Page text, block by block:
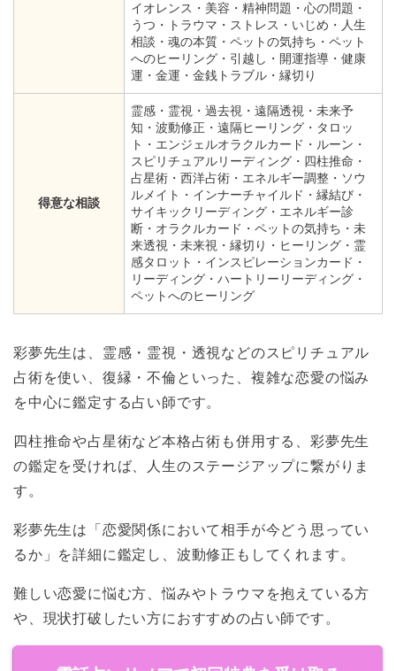
イオレンス・美容・精神問題・心の問題・
うつ・トラウマ・ストレス・いじめ・人生
相談・魂の本質・ペットの気持ち・ペット
へのヒーリング・引越し・開運指導・健康
運・金運・金銭トラブル・縁切り
得意な相談
霊感・霊視・過去視・遠隔透視・未来予
知・波動修正・遠隔ヒーリング・タロッ
ト・エンジェルオラクルカード・ルーン・
スピリチュアルリーディング・四柱推命・
占星術・西洋占術・エネルギー調整・ソウ
ルメイト・インナーチャイルド・縁結び・
サイキックリーディング・エネルギー診
断・オラクルカード・ペットの気持ち・未
来透視・未来視・縁切り・ヒーリング・霊
感タロット・インスピレーションカード・
リーディング・ハートリーリーディング・
ペットへのヒーリング
彩夢先生は、霊感・霊視・透視などのスピリチュアル
占術を使い、復縁・不倫といった、 複雑な恋愛の悩み
を中心に鑑定する占い師です。
四柱推命や占星術など本格占術も併用する、彩夢先生
の鑑定を受ければ、人生のステージアップに繋がりま
す。
彩夢先生は「恋愛関係において相手が今どう思ってい
るか」を詳細に鑑定し、波動修正もしてくれます。
難しい恋愛に悩む方、悩みやトラウマを抱えている方
や、現状打破したい方におすすめの占い師です。